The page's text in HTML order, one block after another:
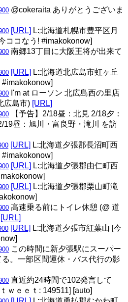
@cokeraita ありがとうございま
[URL] L:北海道札幌市豊平区月
ココなう! #imakokonow]
南郷13丁目に大阪王将が出来て
[URL] L:北海道北広島市虹ヶ丘
#imakokonow]
I'm at ローソン 北広島西の里店
広島市) [URL]
【予告】2/18昼：北見 2/18夕：
19昼：旭川・富良野・滝川 を訪
[URL] L:北海道夕張郡長沼町西
#imakokonow]
[URL] L:北海道夕張郡由仁町西
[URL] L:北海道夕張郡栗山町滝
高速乗る前にトイレ休憩 (@ 道
[URL]
[URL] L:北海道夕張市紅葉山 [今
この時間に新夕張駅にスーパー
。一部区間運休・バス代行の影
直近約24時間で102発言して
ｗｅｅｔ: 149511] [auto]